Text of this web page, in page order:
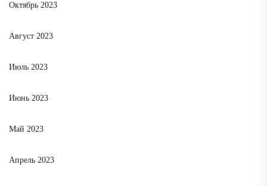
Октябрь 2023
Август 2023
Июль 2023
Июнь 2023
Май 2023
Апрель 2023